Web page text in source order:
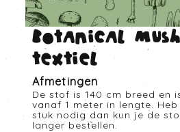
Botanical
Textiel
Afmetingen
De stof is 140 cm breed en
vanaf 1 meter in lengte.
stuk nodig dan kun je de
langer bestellen.